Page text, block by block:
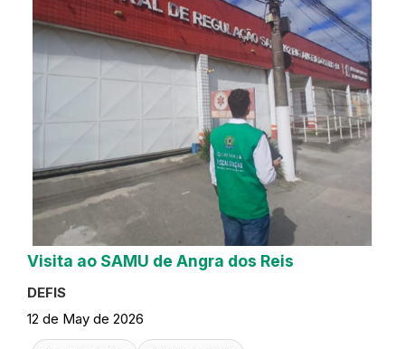
Visita ao SAMU de Angra dos Reis
DEFIS
12 de May de 2026